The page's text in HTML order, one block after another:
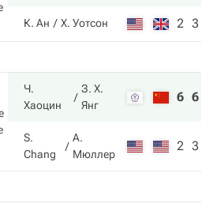
К. Ан Х. Уотсон 2 3
Ч.
Хаоцин
З. Х.
Янг
6 6
S.
Chang
А.
Мюллер
2 3